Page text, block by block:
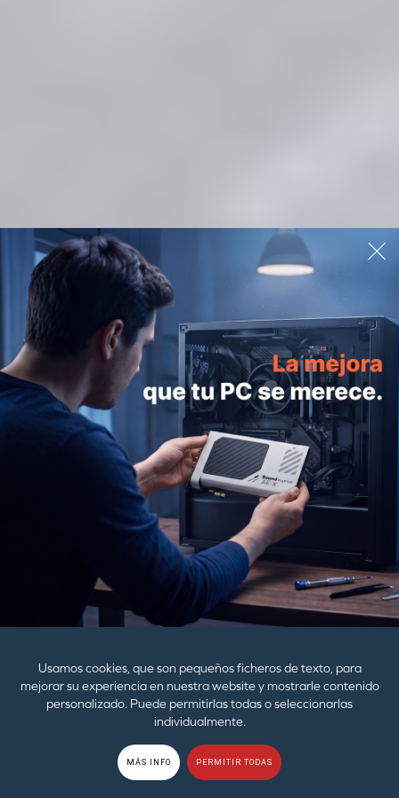
Usamos cookies, que son pequeños ficheros de texto, para
mejorar su experiencia en nuestra website y mostrarle contenido
personalizado. Puede permitirlas todas o seleccionarlas
individualmente.
MÁS INFO PERMITIR TODAS
CON EL PODER DE
TECNOLOGÍA DE BAJA
ENERGÍA (LE)